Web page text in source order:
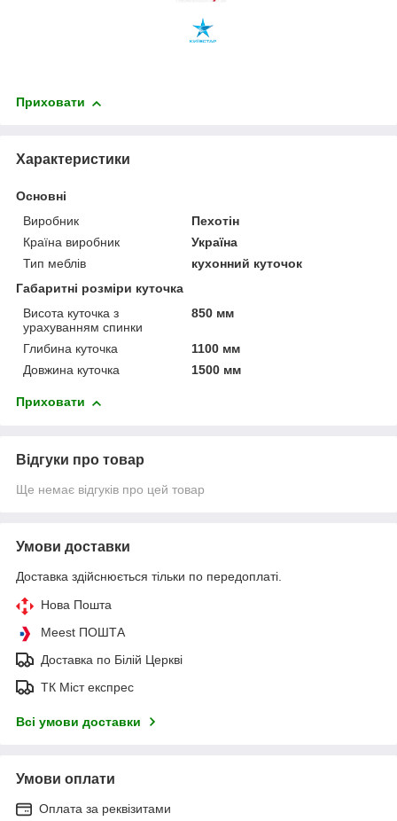
Приховати
Характеристики
Основні
Виробник
Пехотін
Країна виробник
Україна
Тип меблів
кухонний куточок
Габаритні розміри куточка
Висота куточка з
урахуванням спинки
850 мм
Глибина куточка
1100 мм
Довжина куточка
1500 мм
Приховати
Відгуки про товар
Ще немає відгуків про цей товар
Умови доставки
Доставка здійснюється тільки по передоплаті.
Нова Пошта
Meest ПОШТА
Доставка по Білій Церкві
ТК Міст експрес
Всі умови доставки
Умови оплати
Оплата за реквізитами